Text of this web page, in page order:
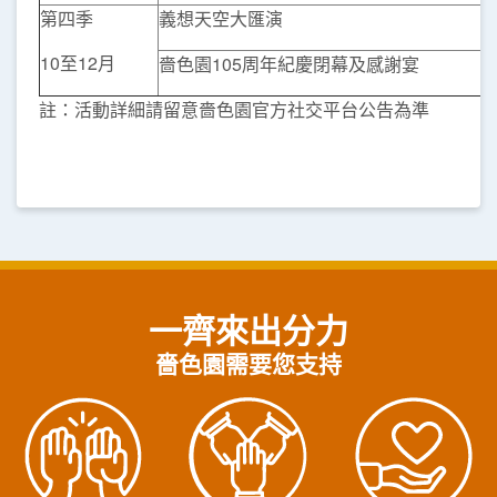
第四季
10至12月
義想天空大匯演
嗇色園105周年紀慶閉幕及感謝宴
註：活動詳細請留意嗇色園官方社交平台公告為準
一齊來出分力
嗇色園需要您支持